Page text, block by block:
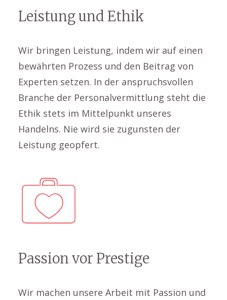
Leistung und Ethik
Wir bringen Leistung, indem wir auf einen
bewährten Prozess und den Beitrag von
Experten setzen. In der anspruchsvollen
Branche der Personalvermittlung steht die
Ethik stets im Mittelpunkt unseres
Handelns. Nie wird sie zugunsten der
Leistung geopfert.
Passion vor Prestige
Wir machen unsere Arbeit mit Passion und